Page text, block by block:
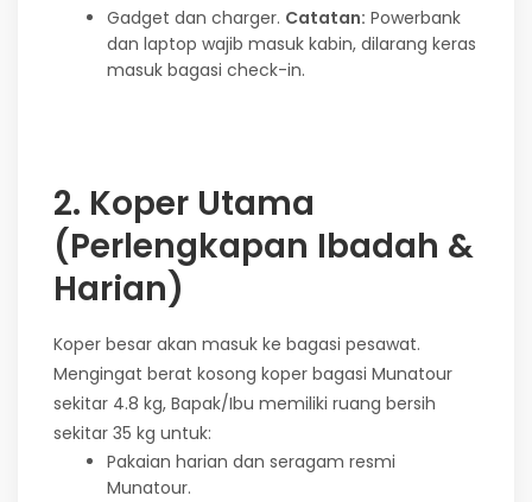
Gadget dan charger. Catatan: Powerbank
dan laptop wajib masuk kabin, dilarang keras
masuk bagasi check-in.
2. Koper Utama
(Perlengkapan Ibadah &
Harian)
Koper besar akan masuk ke bagasi pesawat.
Mengingat berat kosong koper bagasi Munatour
sekitar 4.8 kg, Bapak/Ibu memiliki ruang bersih
sekitar 35 kg untuk:
Pakaian harian dan seragam resmi
Munatour.